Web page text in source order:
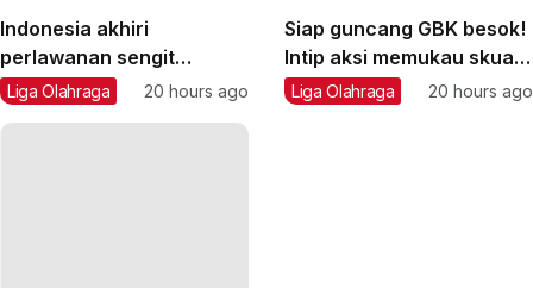
Indonesia akhiri
perlawanan sengit
Vietnam 3-2
Liga Olahraga 20 hours ago
Siap guncang GBK besok!
Intip aksi memukau skuad
AC Milan di Senayan
Liga Olahraga 20 hours ago